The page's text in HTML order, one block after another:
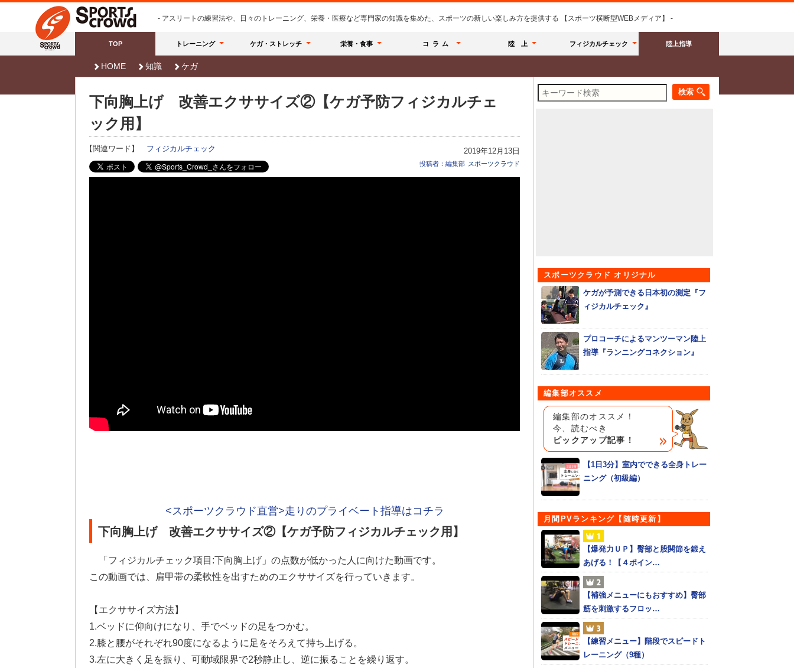
- アスリートの練習法や、日々のトレーニング、栄養・医療など専門家の知識を集めた、スポーツの新しい楽しみ方を提供する 【スポーツ横断型WEBメディア】 -
TOP トレーニング ケガ・ストレッチ 栄養・食事 コラム 陸 上 フィジカルチェック 陸上指導
HOME 知識 ケガ
下向胸上げ 改善エクササイズ②【ケガ予防フィジカルチェ
ック用】
【関連ワード】 フィジカルチェック 2019年12月13日
投稿者：編集部 スポーツクラウド
<スポーツクラウド直営>走りのプライベート指導はコチラ
下向胸上げ 改善エクササイズ②【ケガ予防フィジカルチェック用】
「フィジカルチェック項目:下向胸上げ」の点数が低かった人に向けた動画です。
この動画では、肩甲帯の柔軟性を出すためのエクササイズを行っていきます。
【エクササイズ方法】
1.ベッドに仰向けになり、手でベッドの足をつかむ。
2.膝と腰がそれぞれ90度になるように足をそろえて持ち上げる。
3.左に大きく足を振り、可動域限界で2秒静止し、逆に振ることを繰り返す。
スポーツクラウド オリジナル
ケガが予測できる日本初の測定『フ
ィジカルチェック』
プロコーチによるマンツーマン陸上
指導『ランニングコネクション』
編集部オススメ
編集部のオススメ！
今、読むべき
ピックアップ記事！
【1日3分】室内でできる全身トレー
ニング（初級編）
月間PVランキング【随時更新】
【爆発力ＵＰ】臀部と股関節を鍛え
あげる！【４ポイン…
【補強メニューにもおすすめ】臀部
筋を刺激するフロッ…
【練習メニュー】階段でスピードト
レーニング（9種）